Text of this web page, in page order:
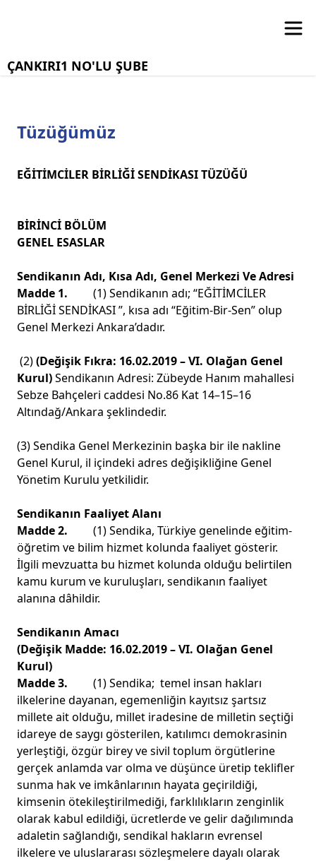
ÇANKIRI1 NO'LU ŞUBE
Tüzüğümüz
EĞİTİMCİLER BİRLİĞİ SENDİKASI TÜZÜĞÜ
BİRİNCİ BÖLÜM
GENEL ESASLAR
Sendikanın Adı, Kısa Adı, Genel Merkezi Ve Adresi
Madde 1. (1) Sendikanın adı; “EĞİTİMCİLER
BİRLİĞİ SENDİKASI ”, kısa adı “Eğitim-Bir-Sen” olup
Genel Merkezi Ankara’dadır.
(2)(Değişik Fıkra: 16.02.2019 – VI. Olağan Genel
Kurul)Sendikanın Adresi: Zübeyde Hanım mahallesi
Sebze Bahçeleri caddesi No.86 Kat 14–15–16
Altındağ/Ankara şeklindedir.
(3) Sendika Genel Merkezinin başka bir ile nakline
Genel Kurul, il içindeki adres değişikliğine Genel
Yönetim Kurulu yetkilidir.
Sendikanın Faaliyet Alanı
Madde 2. (1) Sendika, Türkiye genelinde eğitim-
öğretim ve bilim hizmet kolunda faaliyet gösterir.
İlgili mevzuatta bu hizmet kolunda olduğu belirtilen
kamu kurum ve kuruluşları, sendikanın faaliyet
alanına dâhildir.
Sendikanın Amacı
(Değişik Madde: 16.02.2019 – VI. Olağan Genel
Kurul)
Madde 3. (1) Sendika; temel insan hakları
ilkelerine dayanan, egemenliğin kayıtsız şartsız
millete ait olduğu, millet iradesine de milletin seçtiği
idareye de saygı gösterilen, katılımcı demokrasinin
yerleştiği, özgür birey ve sivil toplum örgütlerine
gerçek anlamda var olma ve düşünce üretip teklifler
sunma hak ve imkânlarının hayata geçirildiği,
kimsenin ötekileştirilmediği, farklılıkların zenginlik
olarak kabul edildiği, ücretlerde ve gelir dağılımında
adaletin sağlandığı, sendikal hakların evrensel
ilkelere ve uluslararası sözleşmelere dayalı olarak